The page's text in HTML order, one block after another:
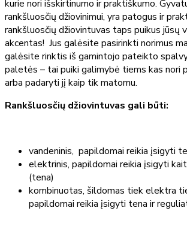
kurie nori išskirtinumo ir praktiškumo.
rankšluosčių džiovinimui, yra patogus ir
rankšluosčių džiovintuvas taps puikus jūsų
akcentas! Jus galėsite pasirinkti norimus
galėsite rinktis iš gamintojo pateikto
paletės – tai puiki galimybė tiems kas nori
arba padaryti jį kaip tik matomu.
Rankšluosčių džiovintuvas gali būti:
vandeninis, papildomai reikia įsigyti
elektrinis, papildomai reikia įsigyti
(tena)
kombinuotas, šildomas tiek elektra
papildomai reikia įsigyti tena ir